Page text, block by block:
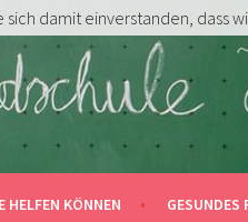
E.V.
HELFEN KÖNNEN GESUNDES
damit einverstanden, dass